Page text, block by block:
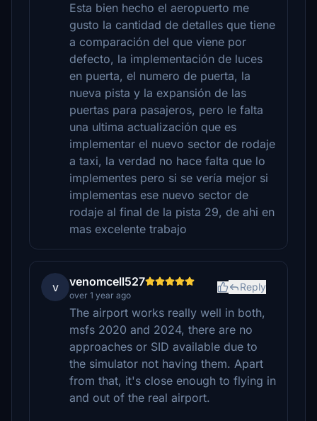
Esta bien hecho el aeropuerto me
gusto la cantidad de detalles que tiene
a comparación del que viene por
defecto, la implementación de luces
en puerta, el numero de puerta, la
nueva pista y la expansión de las
puertas para pasajeros, pero le falta
una ultima actualización que es
implementar el nuevo sector de rodaje
a taxi, la verdad no hace falta que lo
implementes pero si se vería mejor si
implementas ese nuevo sector de
rodaje al final de la pista 29, de ahi en
mas excelente trabajo
v venomcell527
over 1 year ago
Reply
The airport works really well in both,
msfs 2020 and 2024, there are no
approaches or SID available due to
the simulator not having them. Apart
from that, it's close enough to flying in
and out of the real airport.